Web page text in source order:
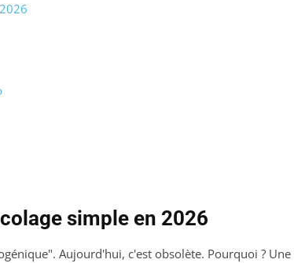
simple en 2026
Aujourd'hui, c'est obsolète. Pourquoi ? Une